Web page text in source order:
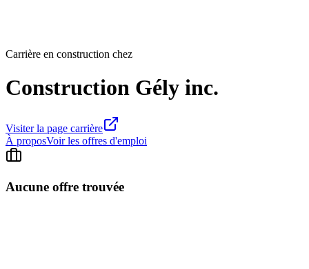
Carrière en construction chez
Construction Gély inc.
Visiter la page carrière
À proposVoir les offres d'emploi
Aucune offre trouvée